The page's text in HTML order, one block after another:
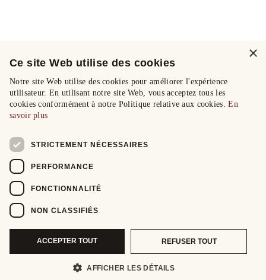
×
Ce site Web utilise des cookies
Notre site Web utilise des cookies pour améliorer l'expérience
utilisateur. En utilisant notre site Web, vous acceptez tous les
cookies conformément à notre Politique relative aux cookies.En
savoir plus
STRICTEMENT NÉCESSAIRES
PERFORMANCE
FONCTIONNALITÉ
NON CLASSIFIÉS
ACCEPTER TOUT REFUSER TOUT
AFFICHER LES DÉTAILS